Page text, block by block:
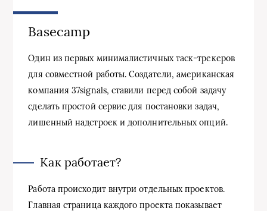
Basecamp
Один из первых минималистичных таск-трекеров
для совместной работы. Создатели, американская
компания 37signals, ставили перед собой задачу
сделать простой сервис для постановки задач,
лишенный надстроек и дополнительных опций.
Как работает?
Работа происходит внутри отдельных проектов.
Главная страница каждого проекта показывает